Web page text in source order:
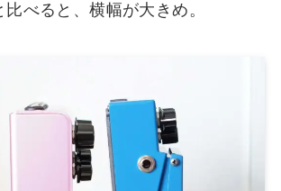
べると、横幅が大きめ。